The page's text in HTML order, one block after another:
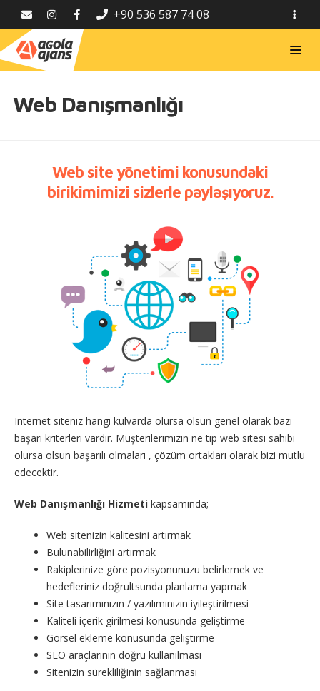
+90 536 587 74 08
Web Danışmanlığı
Web site yönetimi konusundaki
birikimimizi sizlerle paylaşıyoruz.
Internet siteniz hangi kulvarda olursa olsun genel olarak bazı
başarı kriterleri vardır. Müşterilerimizin ne tip web sitesi sahibi
olursa olsun başarılı olmaları , çözüm ortakları olarak bizi mutlu
edecektir.
Web Danışmanlığı Hizmeti kapsamında;
Web sitenizin kalitesini artırmak
Bulunabilirliğini artırmak
Rakiplerinize göre pozisyonunuzu belirlemek ve
hedefleriniz doğrultsunda planlama yapmak
Site tasarımınızın / yazılımınızın iyileştirilmesi
Kaliteli içerik girilmesi konusunda geliştirme
Görsel ekleme konusunda geliştirme
SEO araçlarının doğru kullanılması
Sitenizin sürekliliğinin sağlanması